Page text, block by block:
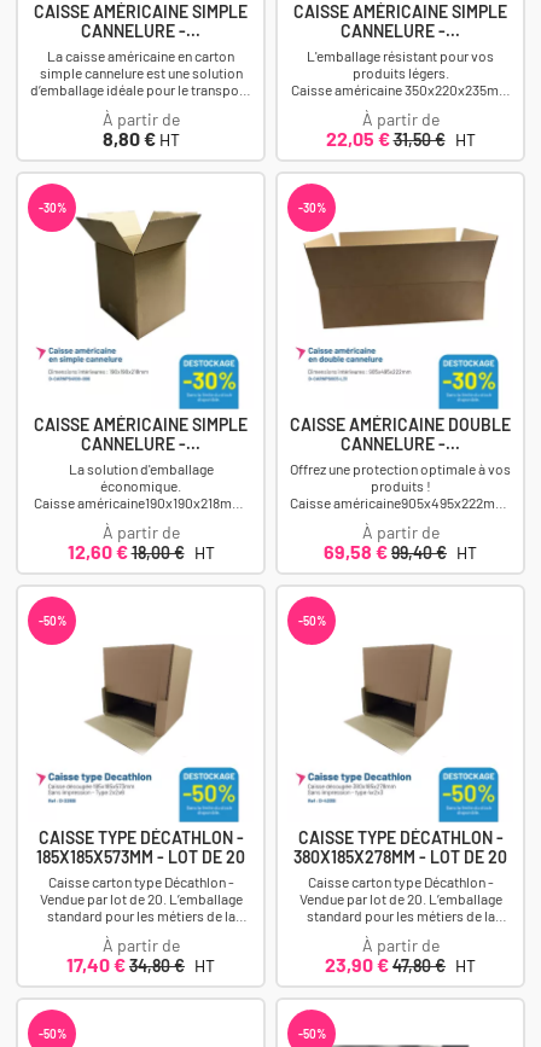
CAISSE AMÉRICAINE SIMPLE
CANNELURE -...
La caisse américaine en carton
simple cannelure est une solution
d’emballage idéale pour le transport,
le stockage et l’expédition de
produits...
À partir de
Prix
8,80 € HT
CAISSE AMÉRICAINE SIMPLE
CANNELURE -...
L'emballage résistant pour vos
produits légers.
Caisse américaine 350x220x235mm
Déstockage : -30% 0,44€HT l'unité
au lieu de 0,63HT...
À partir de
Prix
22,05 €Prix
31,50 € HT
-30%
CAISSE AMÉRICAINE SIMPLE
CANNELURE -...
La solution d'emballage
économique.
Caisse américaine190x190x218mm.
Déstockage : -30% 0,25€HT l'unité
au lieu de 0,36HT l'unité...
À partir de
Prix
12,60 €Prix
18,00 € HT
-30%
CAISSE AMÉRICAINE DOUBLE
CANNELURE -...
Offrez une protection optimale à vos
produits !
Caisse américaine905x495x222mm.
Déstockage : -30% 3,48€HT l'unité
au lieu de 4,97HT...
À partir de
Prix
69,58 €Prix
99,40 € HT
-50%
CAISSE TYPE DÉCATHLON -
185X185X573MM - LOT DE 20
Caisse carton type Décathlon -
Vendue par lot de 20. L’emballage
standard pour les métiers de la
logistique, du e-commerce et du
retail....
À partir de
Prix
17,40 €Prix
34,80 € HT
-50%
CAISSE TYPE DÉCATHLON -
380X185X278MM - LOT DE 20
Caisse carton type Décathlon -
Vendue par lot de 20. L’emballage
standard pour les métiers de la
logistique, du e-commerce et du
retail....
À partir de
Prix
23,90 €Prix
47,80 € HT
-50% -50%